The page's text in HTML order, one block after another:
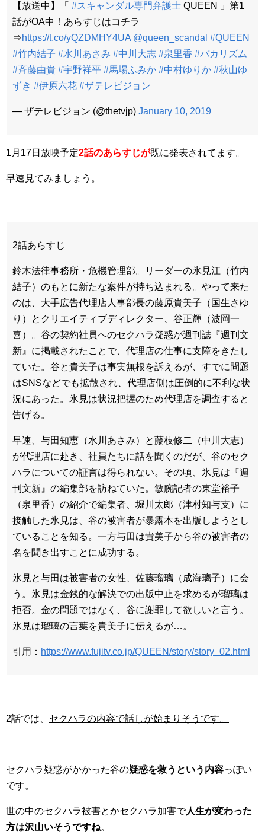
【放送中】「 #スキャンダル専門弁護士 QUEEN 」第1
話がOA中！あらすじはコチラ
⇒https://t.co/yQZDMHY4UA @queen_scandal #QUEEN
#竹内結子 #水川あさみ #中川大志 #泉里香 #バカリズム
#斉藤由貴 #宇野祥平 #馬場ふみか #中村ゆりか #秋山ゆ
ずき #伊原六花 #ザテレビジョン
— ザテレビジョン (@thetvjp) January 10, 2019
1月17日放映予定2話のあらすじが既に発表されてます。
早速見てみましょう。
2話あらすじ
鈴木法律事務所・危機管理部。リーダーの氷見江（竹内
結子）のもとに新たな案件が持ち込まれる。やって来た
のは、大手広告代理店人事部長の藤原貴美子（国生さゆ
り）とクリエイティブディレクター、谷正輝（波岡一
喜）。谷の契約社員へのセクハラ疑惑が週刊誌『週刊文
新』に掲載されたことで、代理店の仕事に支障をきたし
ていた。谷と貴美子は事実無根を訴えるが、すでに問題
はSNSなどでも拡散され、代理店側は圧倒的に不利な状
況にあった。氷見は状況把握のため代理店を調査すると
告げる。
早速、与田知恵（水川あさみ）と藤枝修二（中川大志）
が代理店に赴き、社員たちに話を聞くのだが、谷のセク
ハラについての証言は得られない。その頃、氷見は『週
刊文新』の編集部を訪ねていた。敏腕記者の東堂裕子
（泉里香）の紹介で編集者、堀川太郎（津村知与支）に
接触した氷見は、谷の被害者が暴露本を出版しようとし
ていることを知る。一方与田は貴美子から谷の被害者の
名を聞き出すことに成功する。
氷見と与田は被害者の女性、佐藤瑠璃（成海璃子）に会
う。氷見は金銭的な解決での出版中止を求めるが瑠璃は
拒否。金の問題ではなく、谷に謝罪して欲しいと言う。
氷見は瑠璃の言葉を貴美子に伝えるが…。
引用： https://www.fujitv.co.jp/QUEEN/story/story_02.html
2話では、 セクハラの内容で話しが始まりそうです。
セクハラ疑惑がかかった谷の疑惑を救うという内容っぽい
です。
世の中のセクハラ被害とかセクハラ加害で人生が変わった
方は沢山いそうですね。